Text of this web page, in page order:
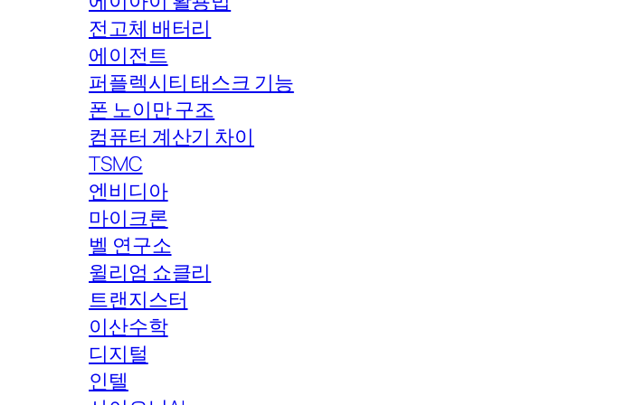
전고체 배터리
에이전트
퍼플렉시티 태스크 기능
폰 노이만 구조
컴퓨터 계산기 차이
TSMC
엔비디아
마이크론
벨 연구소
윌리엄 쇼클리
트랜지스터
이산수학
디지털
인텔